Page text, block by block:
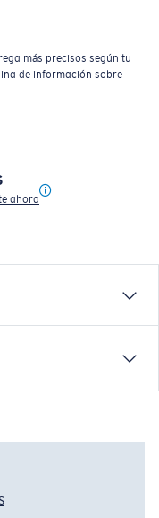
más precisos según tu
de información sobre
ahora
corta
baja. Planchar